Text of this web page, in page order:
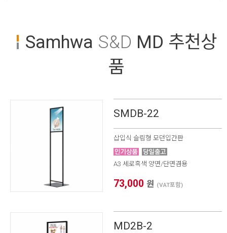
Samhwa S&D MD 추천상
품
SMDB-22
삽입식 슬림형 모던입간판
A3 세로흑색 양면/단면겸용
73,000 원 (VAT포함)
MD2B-2